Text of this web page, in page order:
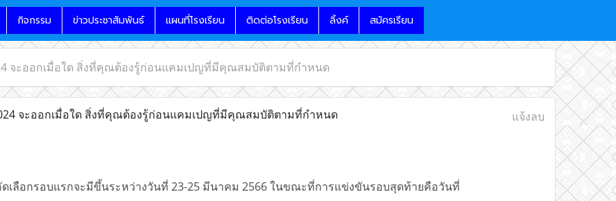
กิจกรรม ข่าวประชาสัมพันธ์ แผนที่โรงเรียน ติดต่อโรงเรียน ลิ้งค์ สมัครเรียน
จะออกเมื่อใด สิ่งที่คุณต้องรู้ก่อนแคมเปญที่มีคุณสมบัติตามที่กำหนด
จะออกเมื่อใด สิ่งที่คุณต้องรู้ก่อนแคมเปญที่มีคุณสมบัติตามที่กำหนด
แจ้งลบ
เลือกรอบแรกจะมีขึ้นระหว่างวันที่ 23-25 ​​มีนาคม 2566 ในขณะที่การแข่งขันรอบสุดท้ายคือวันที่